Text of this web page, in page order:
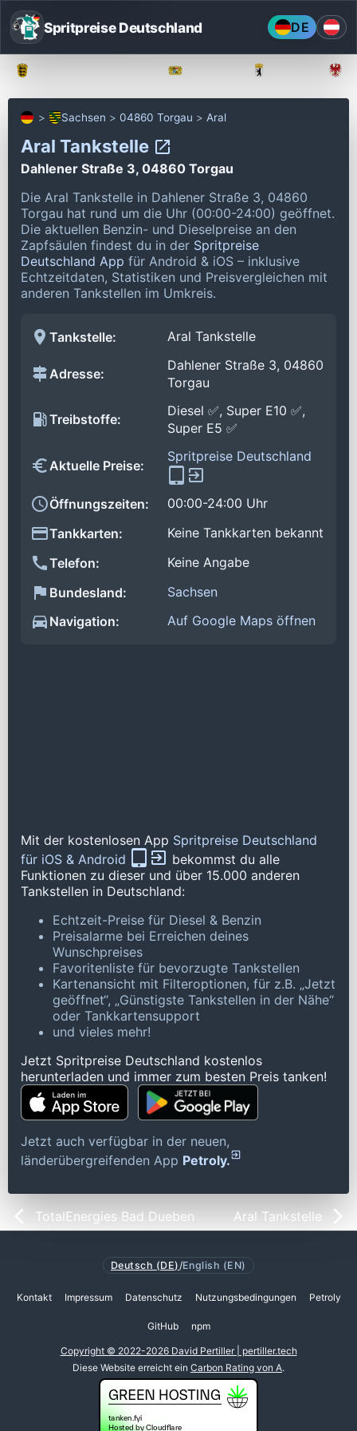
Spritpreise Deutschland DE
Sachsen 04860 Torgau Aral
Aral Tankstelle
Dahlener Straße 3, 04860 Torgau
Die Aral Tankstelle in Dahlener Straße 3, 04860
Torgau hat rund um die Uhr (00:00-24:00) geöffnet.
Die aktuellen Benzin- und Dieselpreise an den
Zapfsäulen findest du in der Spritpreise
Deutschland App für Android & iOS – inklusive
Echtzeitdaten, Statistiken und Preisvergleichen mit
anderen Tankstellen im Umkreis.
Tankstelle: Aral Tankstelle
Adresse:
Dahlener Straße 3, 04860
Torgau
Treibstoffe:
Diesel ✅, Super E10 ✅,
Super E5 ✅
Aktuelle Preise:
Spritpreise Deutschland
Öffnungszeiten:
00:00-24:00 Uhr
Tankkarten:
Keine Tankkarten bekannt
Telefon:
Keine Angabe
Bundesland:
Sachsen
Navigation:
Auf Google Maps öffnen
Mit der kostenlosen App Spritpreise Deutschland
für iOS & Android
bekommst du alle
Funktionen zu dieser und über 15.000 anderen
Tankstellen in Deutschland:
Echtzeit-Preise für Diesel & Benzin
Preisalarme bei Erreichen deines
Wunschpreises
Favoritenliste für bevorzugte Tankstellen
Kartenansicht mit Filteroptionen, für z.B. „Jetzt
geöffnet“, „Günstigste Tankstellen in der Nähe“
oder Tankkartensupport
und vieles mehr!
Jetzt Spritpreise Deutschland kostenlos
herunterladen und immer zum besten Preis tanken!
Jetzt auch verfügbar in der neuen,
länderübergreifenden App Petroly.
TotalEnergies Bad Dueben Aral Tankstelle
Deutsch (DE) /English (EN)
Kontakt Impressum Datenschutz Nutzungsbedingungen Petroly
GitHub npm
Copyright © 2022-2026 David Pertiller | pertiller.tech
Diese Website erreicht ein Carbon Rating von A.